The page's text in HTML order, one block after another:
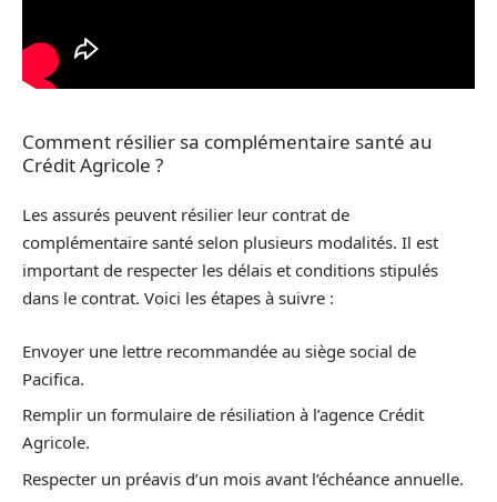
Comment résilier sa complémentaire santé au
Crédit Agricole ?
Les assurés peuvent résilier leur contrat de
complémentaire santé selon plusieurs modalités. Il est
important de respecter les délais et conditions stipulés
dans le contrat. Voici les étapes à suivre :
Envoyer une lettre recommandée au siège social de
Pacifica.
Remplir un formulaire de résiliation à l’agence Crédit
Agricole.
Respecter un préavis d’un mois avant l’échéance annuelle.